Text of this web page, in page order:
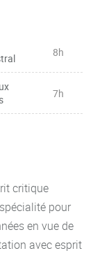
8h
7h
critique
pour
en vue de
avec esprit